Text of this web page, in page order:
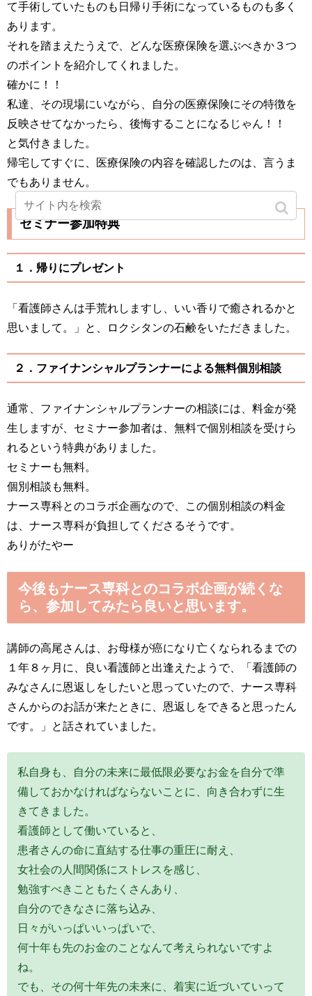
て手術していたものも日帰り手術になっているものも多く
あります。
それを踏まえたうえで、どんな医療保険を選ぶべきか３つ
のポイントを紹介してくれました。
確かに！！
私達、その現場にいながら、自分の医療保険にその特徴を
反映させてなかったら、後悔することになるじゃん！！
と気付きました。
帰宅してすぐに、医療保険の内容を確認したのは、言うま
でもありません。
セミナー参加特典
１．帰りにプレゼント
「看護師さんは手荒れしますし、いい香りで癒されるかと
思いまして。」と、ロクシタンの石鹸をいただきました。
２．ファイナンシャルプランナーによる無料個別相談
通常、ファイナンシャルプランナーの相談には、料金が発
生しますが、セミナー参加者は、無料で個別相談を受けら
れるという特典がありました。
セミナーも無料。
個別相談も無料。
ナース専科とのコラボ企画なので、この個別相談の料金
は、ナース専科が負担してくださるそうです。
ありがたやー
今後もナース専科とのコラボ企画が続くな
ら、参加してみたら良いと思います。
講師の高尾さんは、お母様が癌になり亡くなられるまでの
１年８ヶ月に、良い看護師と出逢えたようで、「 看護師の
みなさんに恩返しをしたいと思っていたので、ナース専科
さんからのお話が来たときに、恩返しをできると思ったん
です。
」と話されていました。
私自身も、自分の未来に最低限必要なお金を自分で準
備しておかなければならないことに、向き合わずに生
きてきました。
看護師として働いていると、
患者さんの命に直結する仕事の重圧に耐え、
女社会の人間関係にストレスを感じ、
勉強すべきこともたくさんあり、
自分のできなさに落ち込み、
日々がいっぱいいっぱいで、
何十年も先のお金のことなんて考えられないですよ
ね。
でも、その何十年先の未来に、着実に近づいていって